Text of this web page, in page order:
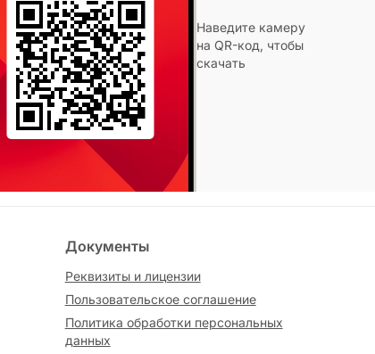
Наведите камеру
на QR-код, чтобы
скачать
Документы
Реквизиты и лицензии
Пользовательское соглашение
Политика обработки персональных
данных